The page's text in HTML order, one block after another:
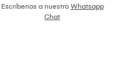
Escríbenos a nuestro Whatsapp
Chat